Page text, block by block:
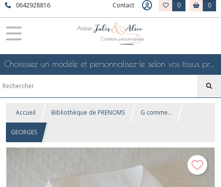
0642928816 Contact 0 0
Choisissez un modèle et personnalisez-le selon vos tissus préférés de mes collections en ligne, je le confectionnerai selon vos souhaits
Accueil Bibliothèque de PRENOMS G comme...
GEORGES